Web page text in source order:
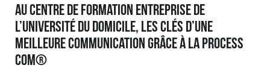
Au centre de formation entreprise de
l’Université du domicile, les clés d’une
meilleure communication grâce à la Process
Com®